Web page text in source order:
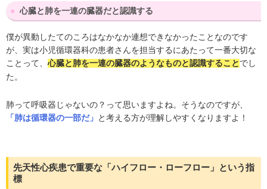
心臓と肺を一連の臓器だと認識する
僕が異動したてのころはなかなか連想できなかったことなのです
が、実は小児循環器科の患者さんを担当するにあたって一番大切な
ことって、 心臓と肺を一連の臓器のようなものと認識すること でし
た。
肺って呼吸器じゃないの？って思いますよね。そうなのですが、
「肺は循環器の一部だ」 と考える方が理解しやすくなりますよ！
先天性心疾患で重要な「ハイフロー・ローフロー」という指
標